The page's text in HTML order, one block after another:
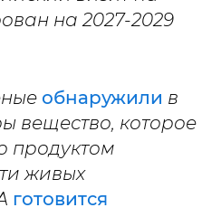
на 2027-2029
обнаружили в
вещество, которое
продуктом
живых
готовится